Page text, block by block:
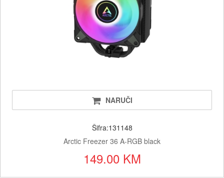
NARUČI
Šifra:131148
Arctic Freezer 36 A-RGB black
149.00 KM